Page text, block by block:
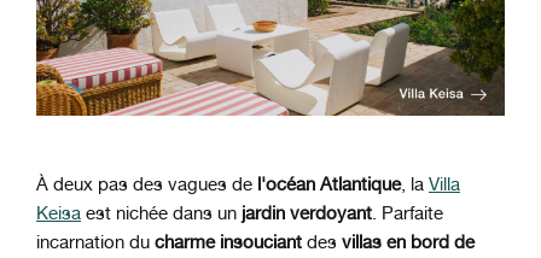
À deux pas des vagues de l'océan Atlantique, la Villa
Keisa est nichée dans un jardin verdoyant. Parfaite
incarnation du charme insouciant des villas en bord de